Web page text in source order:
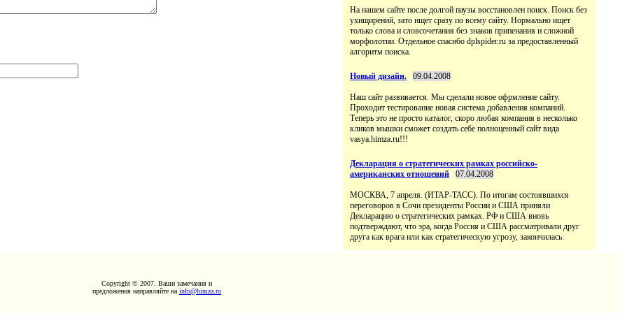
На нашем сайте после долгой паузы восстановлен поиск. Поиск без
ухищирений, зато ищет сразу по всему сайту. Нормально ищет
только слова и словсочетания без знаков припенания и сложной
морфолотии. Отдельное спасибо dplspider.ru за предоставленный
алгоритм поиска.
Новый дизайн. 09.04.2008
Наш сайт развивается. Мы сделали новое офрмление сайту.
Проходит тестирование новая система добавления компаний.
Теперь это не просто каталог, скоро любая компания в несколько
кликов мышки сможет создать себе полноценный сайт вида
vasya.himza.ru!!!
Декларация о стратегических рамках российско-
американских отношений
07.04.2008
МОСКВА, 7 апреля. (ИТАР-ТАСС). По итогам состоявшихся
переговоров в Сочи президенты России и США приняли
Декларацию о стратегических рамках. РФ и США вновь
подтверждают, что эра, когда Россия и США рассматривали друг
друга как врага или как стратегическую угрозу, закончилась.
Copyright © 2007. Ваши замечания и
предложения направляйте на info@himza.ru